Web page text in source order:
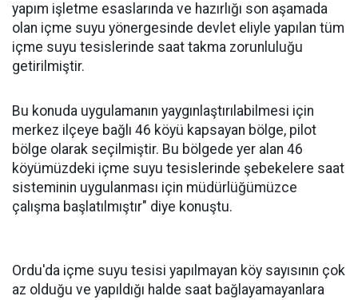
yapım işletme esaslarında ve hazırlığı son aşamada
olan içme suyu yönergesinde devlet eliyle yapılan tüm
içme suyu tesislerinde saat takma zorunluluğu
getirilmiştir.
Bu konuda uygulamanın yaygınlaştırılabilmesi için
merkez ilçeye bağlı 46 köyü kapsayan bölge, pilot
bölge olarak seçilmiştir. Bu bölgede yer alan 46
köyümüzdeki içme suyu tesislerinde şebekelere saat
sisteminin uygulanması için müdürlüğümüzce
çalışma başlatılmıştır" diye konuştu.
Ordu'da içme suyu tesisi yapılmayan köy sayısının çok
az olduğu ve yapıldığı halde saat bağlayamayanlara